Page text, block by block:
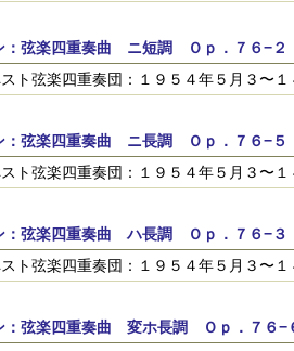
：弦楽四重奏曲 ニ短調 Ｏｐ．７６−２
ト弦楽四重奏団：１９５４年５月３〜１
：弦楽四重奏曲 ニ長調 Ｏｐ．７６−５
ト弦楽四重奏団：１９５４年５月３〜１
：弦楽四重奏曲 ハ長調 Ｏｐ．７６−３
ト弦楽四重奏団：１９５４年５月３〜１
：弦楽四重奏曲 変ホ長調 Ｏｐ．７６−